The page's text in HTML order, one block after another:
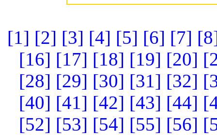
[1] [2] [3] [4] [5] [6] [7]
[16] [17] [18] [19] [20]
[28] [29] [30] [31] [32]
[40] [41] [42] [43] [44]
[52] [53] [54] [55] [56]